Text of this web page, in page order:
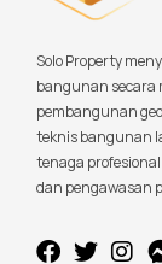
Solo Property
bangunan secara
pembangunan
teknis bangunan
tenaga
dan pengawasan